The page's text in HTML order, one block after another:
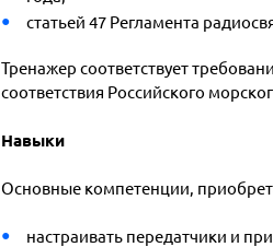
статьей 47 Регламента
Тренажер соответствует
соответствия Российского
Навыки
Основные компетенции,
настраивать передатчики и